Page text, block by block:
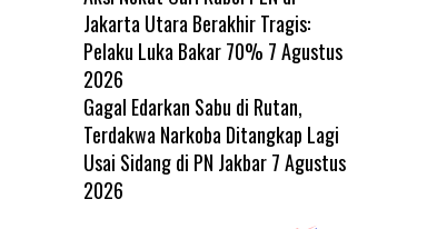
Jakarta Utara Berakhir Tragis:
Pelaku Luka Bakar 70% 7 Agustus
2026
Gagal Edarkan Sabu di Rutan,
Terdakwa Narkoba Ditangkap Lagi
Usai Sidang di PN Jakbar 7 Agustus
2026